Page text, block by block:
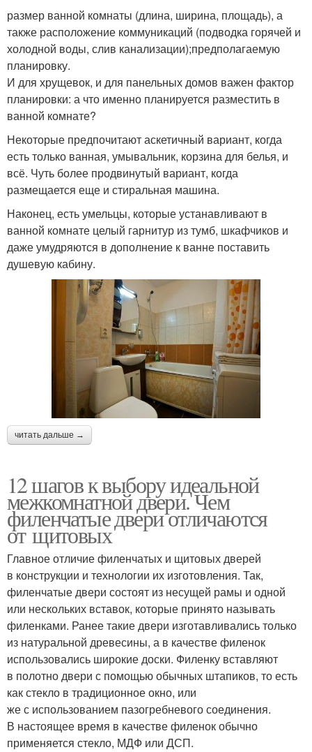
размер ванной комнаты (длина, ширина, площадь), а
также расположение коммуникаций (подводка горячей и
холодной воды, слив канализации);предполагаемую
планировку.
И для хрущевок, и для панельных домов важен фактор
планировки: а что именно планируется разместить в
ванной комнате?
Некоторые предпочитают аскетичный вариант, когда
есть только ванная, умывальник, корзина для белья, и
всё. Чуть более продвинутый вариант, когда
размещается еще и стиральная машина.
Наконец, есть умельцы, которые устанавливают в
ванной комнате целый гарнитур из тумб, шкафчиков и
даже умудряются в дополнение к ванне поставить
душевую кабину.
читать дальше →
12 шагов к выбору идеальной
межкомнатной двери. Чем
филенчатые двери отличаются
от щитовых
Главное отличие филенчатых и щитовых дверей
в конструкции и технологии их изготовления. Так,
филенчатые двери состоят из несущей рамы и одной
или нескольких вставок, которые принято называть
филенками. Ранее такие двери изготавливались только
из натуральной древесины, а в качестве филенок
использовались широкие доски. Филенку вставляют
в полотно двери с помощью обычных штапиков, то есть
как стекло в традиционное окно, или
же с использованием пазогребневого соединения.
В настоящее время в качестве филенок обычно
применяется стекло, МДФ или ДСП.